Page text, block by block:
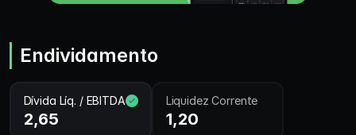
Endividamento
Dívida Líq. / EBITDA
2,65
Liquidez Corrente
1,20